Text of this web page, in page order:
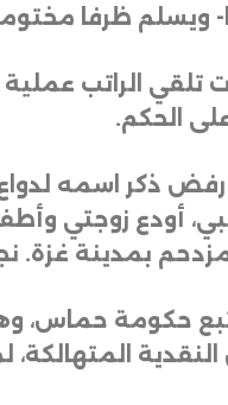
ويسلم ظرفا
الراتب
الحكم.
ذكر اسمه
أودع زوجتي
بمدينة غزة.
حكومة حماس،